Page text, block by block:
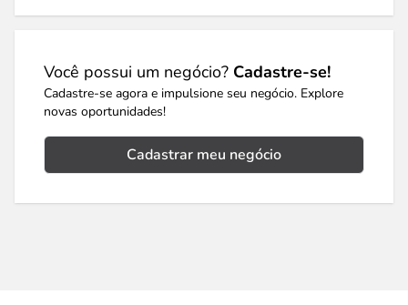
Você possui um negócio? Cadastre-se!
Cadastre-se agora e impulsione seu negócio. Explore
novas oportunidades!
Cadastrar meu negócio